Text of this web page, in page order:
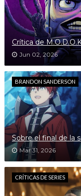
Crítica de
Jun 02, 2026
BRANDON SANDERSON
Sobre el final de la
Mar 31, 2026
CRÍTICAS DE SERIES